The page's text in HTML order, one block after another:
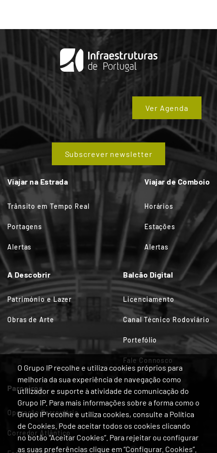
O Grupo IP recolhe e utiliza cookies próprios para
melhoria da sua experiência de navegação como
utilizador e suporte à atividade de comunicação do
Grupo IP. Para mais informações sobre a forma como o
Grupo IP recolhe e utiliza cookies, consulte a Política
de Cookies. Pode aceitar todos os cookies clicando
no botão “Aceitar Cookies”. Para rejeitar ou configurar
as suas preferências clique em “Configurar. Cookies”.
Ver Agenda
Subscrever newsletter
Viajar na Estrada
Trânsito em Tempo Real
Portagens
Alertas
Viajar de Comboio
Horários
Estações
Alertas
A Descobrir
Património e Lazer
Obras de Arte
Balcão Digital
Licenciamento
Canal Técnico Rodoviário
Portefólio
Fale Connosco
Parceiros
Operação Ferroviária
Corredor Atlântico